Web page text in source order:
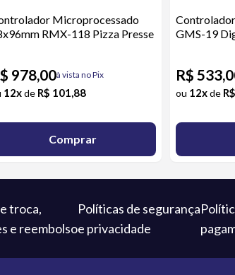
Microprocessado
RMX-118 Pizza Presse
978,00à vista no Pix
12x de R$ 101,88
Comprar
GMS-19
R$
ou 12xde
troca,
e reembolso
Políticas de segurança
e privacidade